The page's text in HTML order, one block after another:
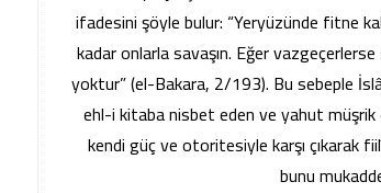
ifadesini şöyle bulur: “Yeryüzünde fitne
kadar onlarla savaşın. Eğer
yoktur” (el-Bakara, 2/193). Bu sebeple
ehl-i kitaba nisbet eden ve yahut müşrik
kendi güç ve otoritesiyle karşı çıkarak
bunu